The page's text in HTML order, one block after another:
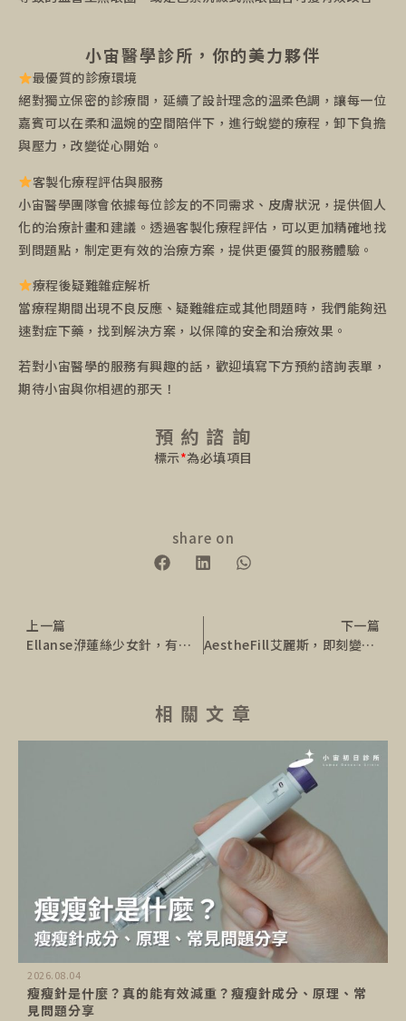
小宙醫學診所，你的美力夥伴
最優質的診療環境
絕對獨立保密的診療間，延續了設計理念的溫柔色調，讓每一位
嘉賓可以在柔和溫婉的空間陪伴下，進行蛻變的療程，卸下負擔
與壓力，改變從心開始。
客製化療程評估與服務
小宙醫學團隊會依據每位診友的不同需求、皮膚狀況，提供個人
化的治療計畫和建議。透過客製化療程評估，可以更加精確地找
到問題點，制定更有效的治療方案，提供更優質的服務體驗。
療程後疑難雜症解析
當療程期間出現不良反應、疑難雜症或其他問題時，我們能夠迅
速對症下藥，找到解決方案，以保障的安全和治療效果。
若對小宙醫學的服務有興趣的話，歡迎填寫下方預約諮詢表單，
期待小宙與你相遇的那天！
預 約 諮 詢
標示*為必填項目
share on
上一篇
Ellanse洢蓮絲少女針，有感還你漂漂
下一篇
AestheFill艾麗斯，即刻變身誤闖人間小仙女
相 關 文 章
2026.08.04
瘦瘦針是什麼？真的能有效減重？瘦瘦針成分、原理、常
見問題分享